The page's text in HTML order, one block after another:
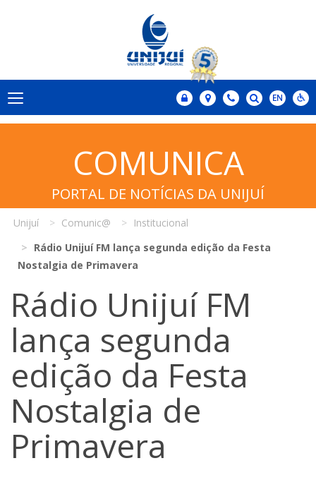
COMUNICA
PORTAL DE NOTÍCIAS DA UNIJUÍ
Unijuí Comunic@
Institucional
Rádio Unijuí FM lança segunda edição da Festa
Nostalgia de Primavera
Rádio Unijuí FM
lança segunda
edição da Festa
Nostalgia de
Primavera